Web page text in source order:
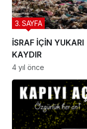
İSRAF İÇİN YUKARI
KAYDIR
3. SAYFA
4 yıl önce